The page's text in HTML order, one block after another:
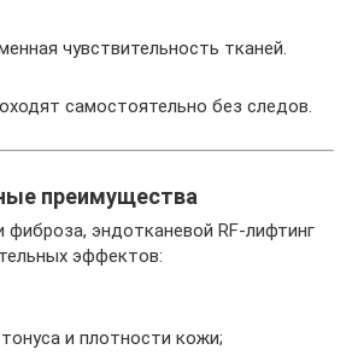
чувствительность тканей.
самостоятельно без следов.
преимущества
эндотканевой RF-лифтинг
эффектов:
и плотности кожи;